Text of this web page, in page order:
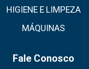
HIGIENE E LIMPEZA
MÁQUINAS
Fale Conosco